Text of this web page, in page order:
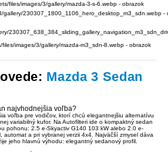
Mazda 3 Sedan
najvhodnejšia voľba?
voľba pre vodičov, ktorí chcú elegantnejšiu alternatívu
variabilný kufor. Na Autofilteri ide o kompaktný sedan
pohonu: 2.5 e-Skyactiv G140 103 kW alebo 2.0 e-
automat a pri vybranej verzii 4x4. Najväčší zmysel dáva
jeho hlavnú výhodu: elegantný sedanový profil.